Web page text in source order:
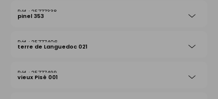
25777338
pinel 353
25777406
terre de Languedoc 021
25777499
vieux Pisé 001